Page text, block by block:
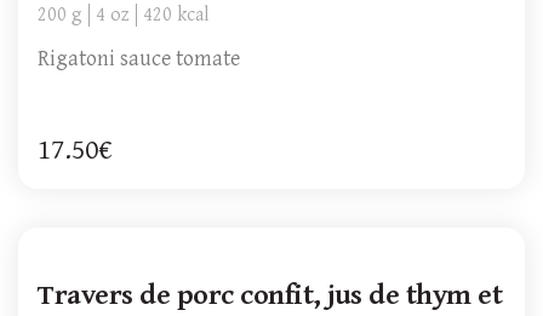
200 g 4 oz 420 kcal
Rigatoni sauce tomate
17.50€
Travers de porc confit, jus de thym et